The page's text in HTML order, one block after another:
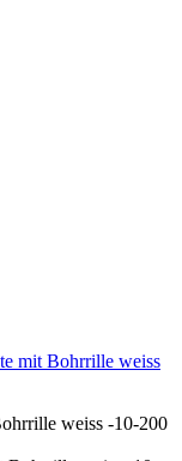
mit Bohrrille weiss
weiss -10-200